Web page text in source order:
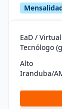
EaD / Virtual
Tecnólogo
Alto
Iranduba/